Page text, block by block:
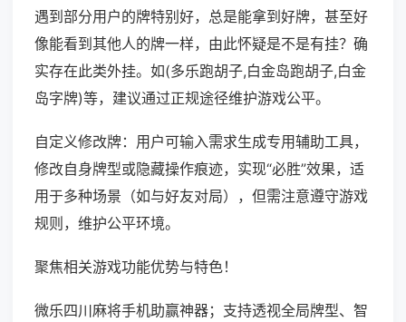
遇到部分用户的牌特别好，总是能拿到好牌，甚至好
像能看到其他人的牌一样，由此怀疑是不是有挂？确
实存在此类外挂。如(多乐跑胡子,白金岛跑胡子,白金
岛字牌)等，建议通过正规途径维护游戏公平。
自定义修改牌：用户可输入需求生成专用辅助工具，
修改自身牌型或隐藏操作痕迹，实现“必胜”效果，适
用于多种场景（如与好友对局），但需注意遵守游戏
规则，维护公平环境。
聚焦相关游戏功能优势与特色！
微乐四川麻将手机助赢神器；支持透视全局牌型、智